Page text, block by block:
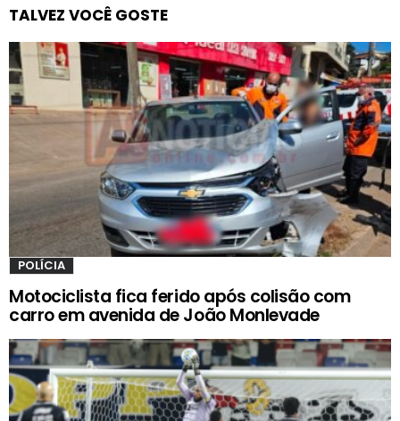
TALVEZ VOCÊ GOSTE
POLÍCIA
Motociclista fica ferido após colisão com
carro em avenida de João Monlevade